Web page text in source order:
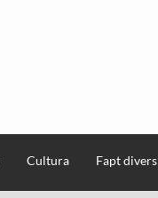
Cultura Fapt divers